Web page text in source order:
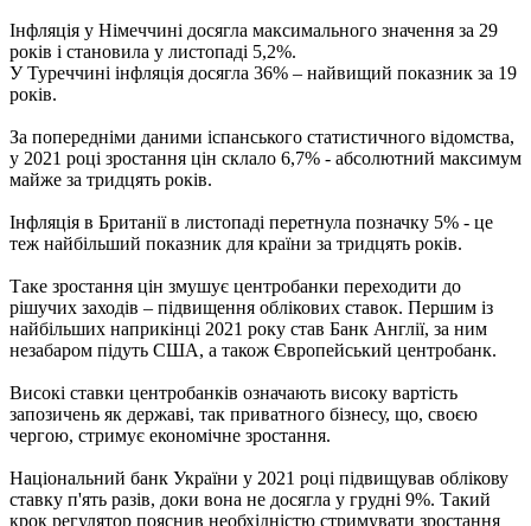
Інфляція у Німеччині досягла максимального значення за 29
років і становила у листопаді 5,2%.
У Туреччині інфляція досягла 36% – найвищий показник за 19
років.
За попередніми даними іспанського статистичного відомства,
у 2021 році зростання цін склало 6,7% - абсолютний максимум
майже за тридцять років.
Інфляція в Британії в листопаді перетнула позначку 5% - це
теж найбільший показник для країни за тридцять років.
Таке зростання цін змушує центробанки переходити до
рішучих заходів – підвищення облікових ставок. Першим із
найбільших наприкінці 2021 року став Банк Англії, за ним
незабаром підуть США, а також Європейський центробанк.
Високі ставки центробанків означають високу вартість
запозичень як державі, так приватного бізнесу, що, своєю
чергою, стримує економічне зростання.
Національний банк України у 2021 році підвищував облікову
ставку п'ять разів, доки вона не досягла у грудні 9%. Такий
крок регулятор пояснив необхідністю стримувати зростання